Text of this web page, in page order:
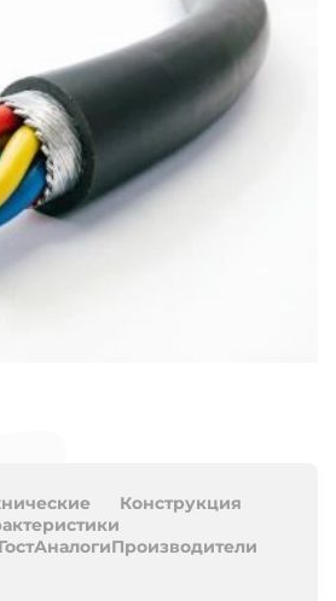
Конструкция
ГостАналогиПроизводители